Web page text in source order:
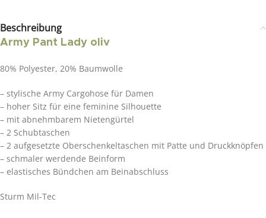
Beschreibung
Army Pant Lady oliv
80% Polyester, 20% Baumwolle
– stylische Army Cargohose für Damen
– hoher Sitz für eine feminine Silhouette
– mit abnehmbarem Nietengürtel
– 2 Schubtaschen
– 2 aufgesetzte Oberschenkeltaschen mit Patte und Druckknöpfen
– schmaler werdende Beinform
– elastisches Bündchen am Beinabschluss
Sturm Mil-Tec